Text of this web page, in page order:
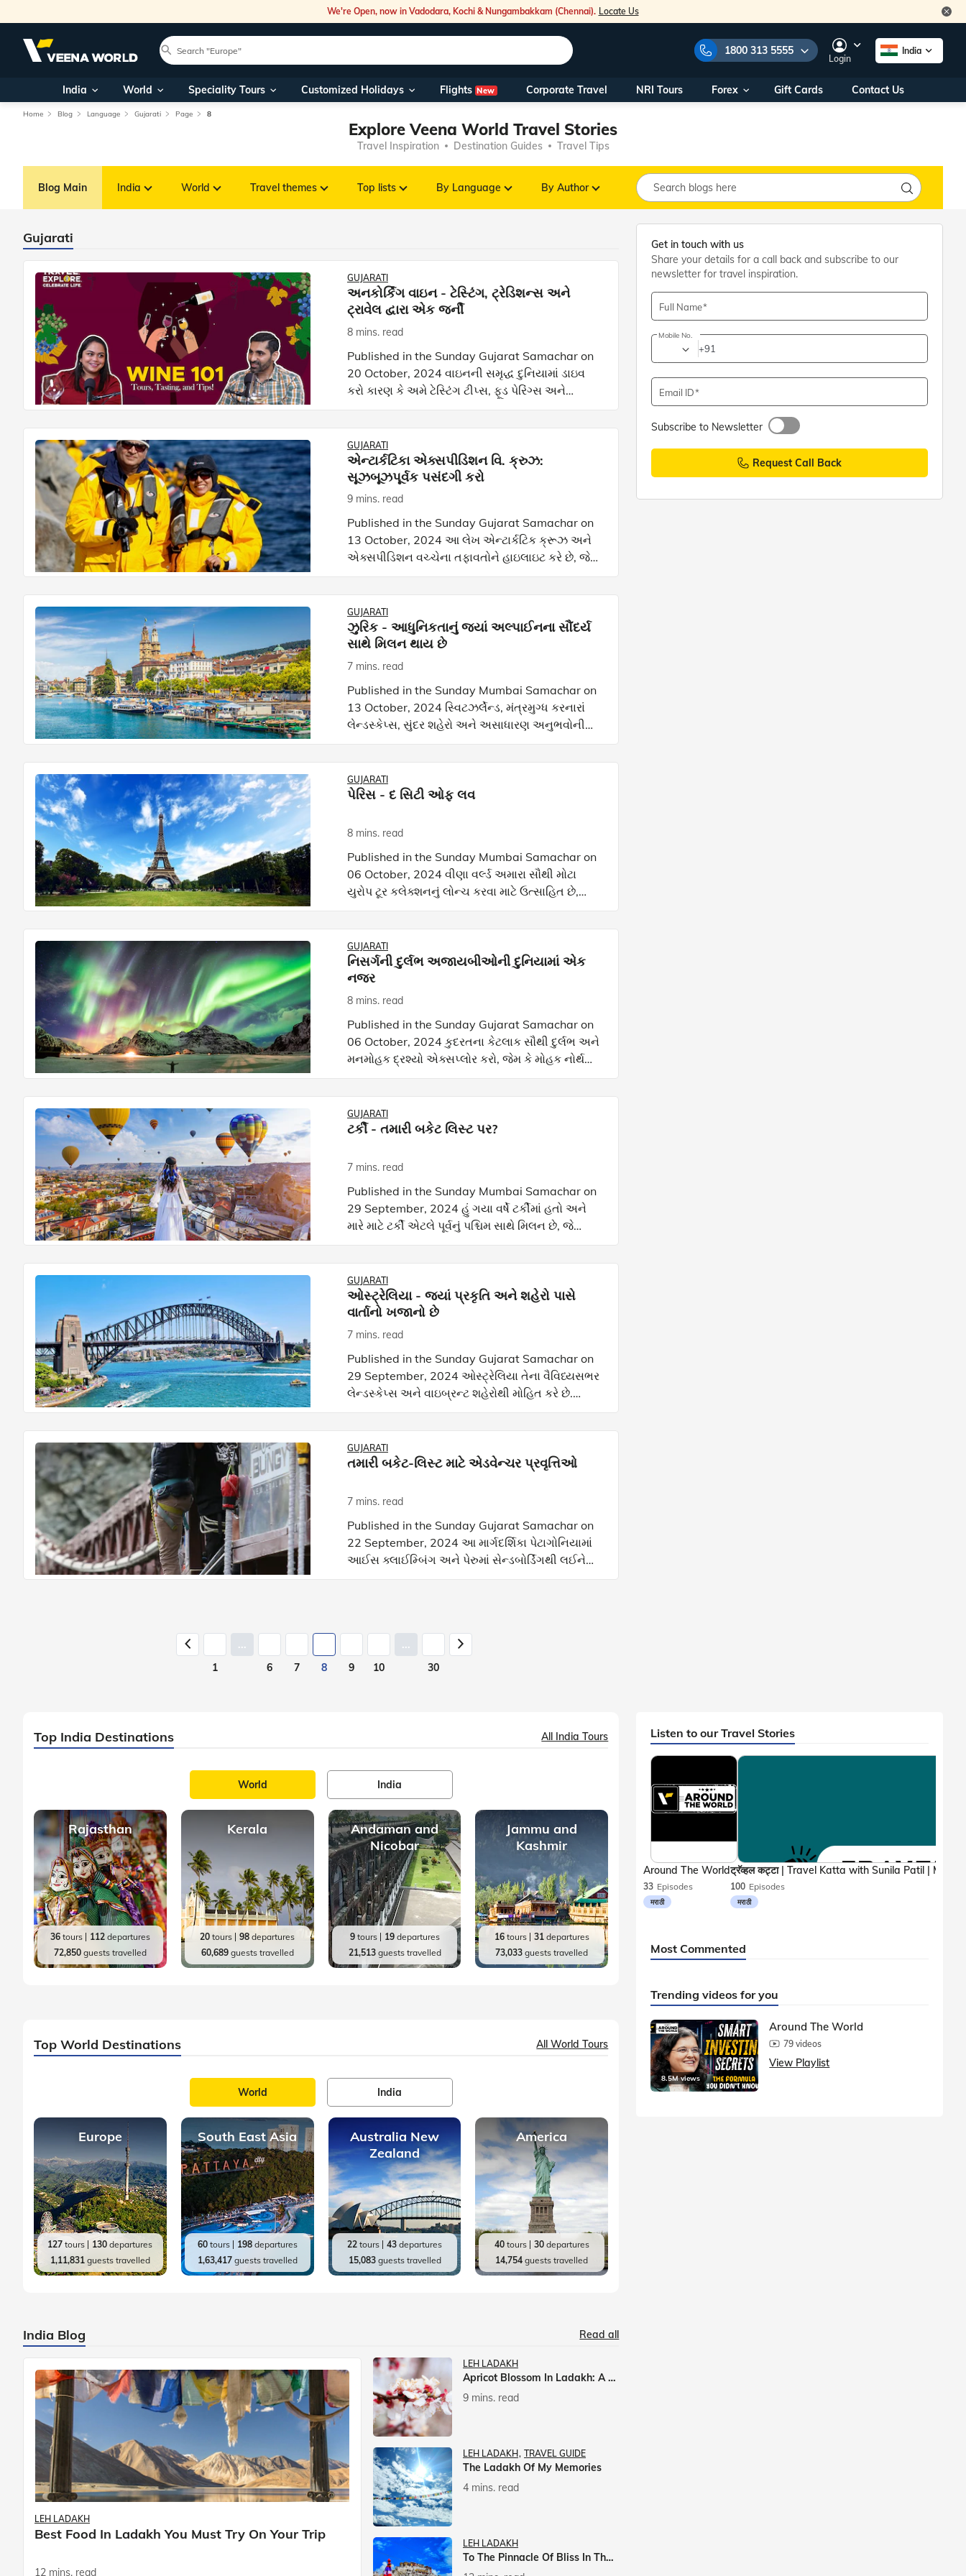
We're Open, now in Vadodara, Kochi & Nungambakkam (Chennai). Locate Us
1800 313 5555
Our Toll Free Numbers:
1800 313 5555
You can also call us on:
Foreign Nationals/
NRIs travelling
Within India
+91 915 200 4511
+91 887 997 2221
travel@veenaworld.com
Nearest Veena World Office
Login
India
India World Speciality Tours Customized Holidays Flights New Corporate Travel NRI Tours Forex Gift Cards Contact Us
Home Blog Language Gujarati Page 8
Explore Veena World Travel Stories
Travel Inspiration Destination Guides Travel Tips
Blog Main India World Travel themes Top lists By Language By Author
Gujarati
GUJARATI
અનકોર્કિંગ વાઇન - ટેસ્ટિંગ, ટ્રેડિશન્સ અને
ટ્રાવેલ દ્વારા એક જર્ની
8 mins. read
Published in the Sunday Gujarat Samachar on
20 October, 2024 વાઇનની સમૃદ્ધ દુનિયામાં ડાઇવ
કરો કારણ કે અમે ટેસ્ટિંગ ટીપ્સ, ફૂડ પેરિંગ્સ અને
વિશ્વભરની અનન્ય પરંપરાઓને એક્સપ્લોર કરીએ
GUJARATI
એન્ટાર્કટિકા એક્સપીડિશન વિ. ક્રુઝ:
સૂઝબૂઝપૂર્વક પસંદગી કરો
9 mins. read
Published in the Sunday Gujarat Samachar on
13 October, 2024 આ લેખ એન્ટાર્કટિક ક્રૂઝ અને
એક્સપીડિશન વચ્ચેના તફાવતોને હાઇલાઇટ કરે છે, જે
દર્શાવે છે કે જ્યારે ક્રૂઝ દૂરથી મનોહર દૃશ્યો પ્રદાન કરે
છે,
GUJARATI
ઝુરિક - આધુનિકતાનું જ્યાં અલ્પાઈનના સૌંદર્ય
સાથે મિલન થાય છે
7 mins. read
Published in the Sunday Mumbai Samachar on
13 October, 2024 સ્વિટઝર્લેન્ડ, મંત્રમુગ્ધ કરનારાં
લેન્ડસ્કેપ્સ, સુંદર શહેરો અને અસાધારણ અનુભવોની
ધરતી છે. આ અલ્પાઈનના સ્વર્ગની સેર કરવા માગતા
GUJARATI
પેરિસ - દ સિટી ઓફ લવ
8 mins. read
Published in the Sunday Mumbai Samachar on
06 October, 2024 વીણા વર્લ્ડ અમારા સૌથી મોટા
યુરોપ ટૂર કલેક્શનનું લોન્ચ કરવા માટે ઉત્સાહિત છે,
જેની શરૂઆત મોહક પેરિસથી થાય છે. એક
અવિસ્મરણીય અનુભવનું વચન
GUJARATI
નિસર્ગની દુર્લભ અજાયબીઓની દુનિયામાં એક
નજર
8 mins. read
Published in the Sunday Gujarat Samachar on
06 October, 2024 કુદરતના કેટલાક સૌથી દુર્લભ અને
મનમોહક દ્રશ્યો એક્સપ્લોર કરો, જેમ કે મોહક નોર્થર્ન
લાઇટ્સથી લઈને ગ્રેટ માઈગ્રેશન સુધી. જાણો કે આ
GUJARATI
ટર્કી - તમારી બકેટ લિસ્ટ પર?
7 mins. read
Published in the Sunday Mumbai Samachar on
29 September, 2024 હું ગયા વર્ષે ટર્કીમાં હતો અને
મારે માટે ટર્કી એટલે પૂર્વનું પશ્ચિમ સાથે મિલન છે, જે
ધરતી સાહસિકો, ઈતિહાસના શોખીનો અને સંસ્કૃતિ
પ્રેમીઓ
GUJARATI
ઓસ્ટ્રેલિયા - જ્યાં પ્રકૃતિ અને શહેરો પાસે
વાર્તાનો ખજાનો છે
7 mins. read
Published in the Sunday Gujarat Samachar on
29 September, 2024 ઓસ્ટ્રેલિયા તેના વૈવિધ્યસભર
લેન્ડસ્કેપ્સ અને વાઇબ્રન્ટ શહેરોથી મોહિત કરે છે.
આઇકોનિક ગ્રેટ બેરિયર રીફથી લઈને ઉલુરુના
GUJARATI
તમારી બકેટ-લિસ્ટ માટે એડવેન્ચર પ્રવૃત્તિઓ
7 mins. read
Published in the Sunday Gujarat Samachar on
22 September, 2024 આ માર્ગદર્શિકા પેટાગોનિયામાં
આઈસ ક્લાઈમ્બિંગ અને પેરુમાં સેન્ડબોર્ડિંગથી લઈને
દક્ષિણ આફ્રિકામાં શાર્ક સાથે ડાઈવિંગ અને દુબઈ પર
1
...
6
7 8 9 10
...
30
Get in touch with us
Share your details for a call back and subscribe to our
newsletter for travel inspiration.
Full Name
Mobile No.
+91
Email ID
Subscribe to Newsletter
Request Call Back
Top India Destinations All India Tours
World India
Rajasthan
36tours 112departures
72,850guests travelled
Kerala
20 tours 98 departures
60,689guests travelled
Andaman and
Nicobar
9tours 19departures
21,513guests travelled
Jammu and
Kashmir
16tours 31departures
73,033 guests travelled
Top World Destinations All World Tours
World India
Europe
127 tours 130 departures
1,11,831guests travelled
South East Asia
60tours 198departures
1,63,417guests travelled
Australia New
Zealand
22 tours 43 departures
15,083guests travelled
America
40tours 30departures
14,754 guests travelled
India Blog Read all
LEH LADAKH
Best Food In Ladakh You Must Try On Your Trip
12 mins. read
LEH LADAKH
Apricot Blossom In Ladakh: A Springtime Spectacle
9 mins. read
LEH LADAKH TRAVEL GUIDE
The Ladakh Of My Memories
4 mins. read
LEH LADAKH
To The Pinnacle Of Bliss In The Himalayas
Listen to our Travel Stories
33 Episodes
मराठी
Around The World
100 Episodes
मराठी
Most Commented
Trending videos for you
8.5M views
Around The World
79 videos
View Playlist